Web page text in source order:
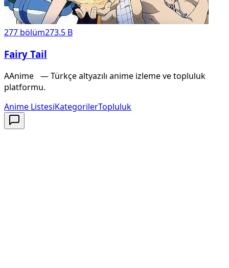
277 bölüm273.5 B
Fairy Tail
AAnime — Türkçe altyazılı anime izleme ve topluluk
platformu.
Anime ListesiKategorilerTopluluk